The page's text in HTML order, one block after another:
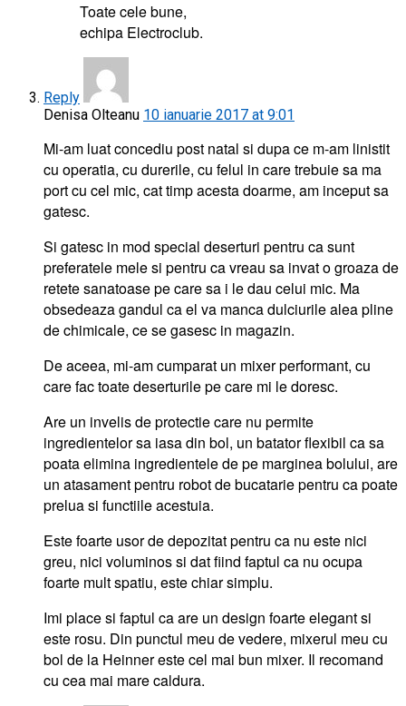
Toate cele bune,
echipa Electroclub.
Reply
Denisa Olteanu 10 ianuarie 2017 at 9:01
Mi-am luat concediu post natal si dupa ce m-am linistit
cu operatia, cu durerile, cu felul in care trebuie sa ma
port cu cel mic, cat timp acesta doarme, am inceput sa
gatesc.
Si gatesc in mod special deserturi pentru ca sunt
preferatele mele si pentru ca vreau sa invat o groaza de
retete sanatoase pe care sa i le dau celui mic. Ma
obsedeaza gandul ca el va manca dulciurile alea pline
de chimicale, ce se gasesc in magazin.
De aceea, mi-am cumparat un mixer performant, cu
care fac toate deserturile pe care mi le doresc.
Are un invelis de protectie care nu permite
ingredientelor sa iasa din bol, un batator flexibil ca sa
poata elimina ingredientele de pe marginea bolului, are
un atasament pentru robot de bucatarie pentru ca poate
prelua si functiile acestuia.
Este foarte usor de depozitat pentru ca nu este nici
greu, nici voluminos si dat fiind faptul ca nu ocupa
foarte mult spatiu, este chiar simplu.
Imi place si faptul ca are un design foarte elegant si
este rosu. Din punctul meu de vedere, mixerul meu cu
bol de la Heinner este cel mai bun mixer. Il recomand
cu cea mai mare caldura.